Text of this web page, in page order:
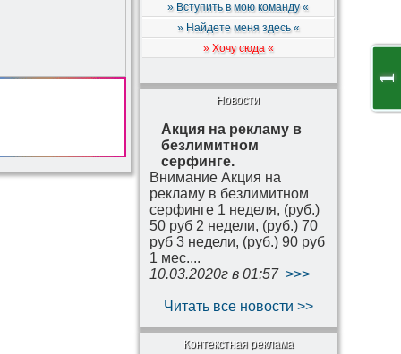
» Вступить в мою команду «
» Найдете меня здесь «
» Хочу сюда «
Новости
Акция на рекламу в
безлимитном
серфинге.
Внимание Акция на
рекламу в безлимитном
серфинге 1 неделя, (руб.)
50 руб 2 недели, (руб.) 70
руб 3 недели, (руб.) 90 руб
1 мес....
10.03.2020г в 01:57 >>>
Читать все новости >>
Контекстная реклама
1